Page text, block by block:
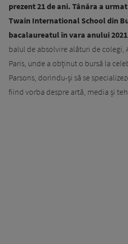
prezent 21 de ani. Tânăra a
Twain International School din
bacalaureatul în vara anului 2021
balul de absolvire alături de colegi,
Paris, unde a obținut o bursă la
Parsons, dorindu-și să se
fiind vorba despre artă, media și